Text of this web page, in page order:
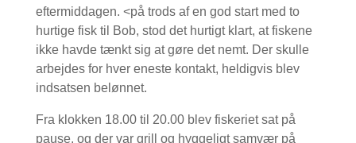
eftermiddagen. <på trods af en god start med to
hurtige fisk til Bob, stod det hurtigt klart, at fiskene
ikke havde tænkt sig at gøre det nemt. Der skulle
arbejdes for hver eneste kontakt, heldigvis blev
indsatsen belønnet.
Fra klokken 18.00 til 20.00 blev fiskeriet sat på
pause, og der var grill og hyggeligt samvær på